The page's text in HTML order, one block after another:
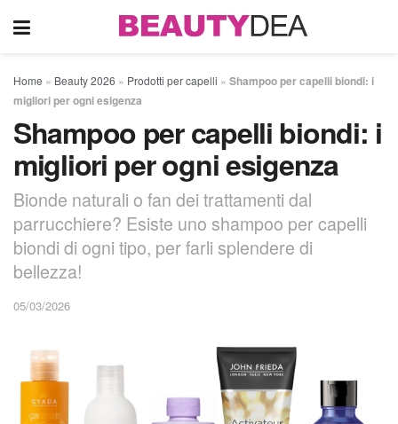
Home » Beauty 2026 » Prodotti per capelli » Shampoo per capelli biondi: i
migliori per ogni esigenza
Shampoo per capelli biondi: i
migliori per ogni esigenza
Bionde naturali o fan dei trattamenti dal
parrucchiere? Esiste uno shampoo per capelli
biondi di ogni tipo, per farli splendere di
bellezza!
05/03/2026